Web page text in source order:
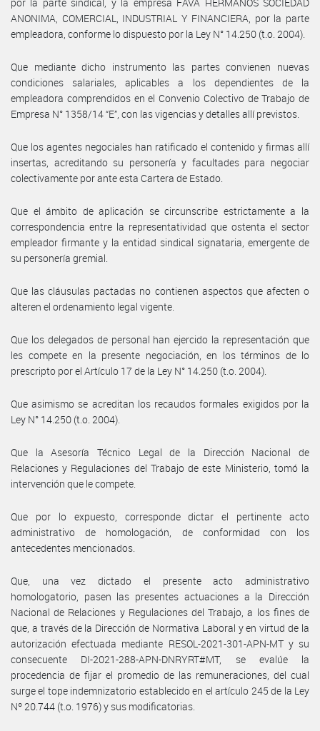
ANONIMA, COMERCIAL, INDUSTRIAL Y FINANCIERA, por la parte
empleadora, conforme lo dispuesto por la Ley N° 14.250 (t.o. 2004).
Que mediante dicho instrumento las partes convienen nuevas
condiciones salariales, aplicables a los dependientes de la
empleadora comprendidos en el Convenio Colectivo de Trabajo de
Empresa N° 1358/14 “E”, con las vigencias y detalles allí previstos.
Que los agentes negociales han ratificado el contenido y firmas allí
insertas, acreditando su personería y facultades para negociar
colectivamente por ante esta Cartera de Estado.
Que el ámbito de aplicación se circunscribe estrictamente a la
correspondencia entre la representatividad que ostenta el sector
empleador firmante y la entidad sindical signataria, emergente de
su personería gremial.
Que las cláusulas pactadas no contienen aspectos que afecten o
alteren el ordenamiento legal vigente.
Que los delegados de personal han ejercido la representación que
les compete en la presente negociación, en los términos de lo
prescripto por el Artículo 17 de la Ley N° 14.250 (t.o. 2004).
Que asimismo se acreditan los recaudos formales exigidos por la
Ley N° 14.250 (t.o. 2004).
Que la Asesoría Técnico Legal de la Dirección Nacional de
Relaciones y Regulaciones del Trabajo de este Ministerio, tomó la
intervención que le compete.
Que por lo expuesto, corresponde dictar el pertinente acto
administrativo de homologación, de conformidad con los
antecedentes mencionados.
Que, una vez dictado el presente acto administrativo
homologatorio, pasen las presentes actuaciones a la Dirección
Nacional de Relaciones y Regulaciones del Trabajo, a los fines de
que, a través de la Dirección de Normativa Laboral y en virtud de la
autorización efectuada mediante RESOL-2021-301-APN-MT y su
consecuente DI-2021-288-APN-DNRYRT#MT, se evalúe la
procedencia de fijar el promedio de las remuneraciones, del cual
surge el tope indemnizatorio establecido en el artículo 245 de la Ley
Nº 20.744 (t.o. 1976) y sus modificatorias.